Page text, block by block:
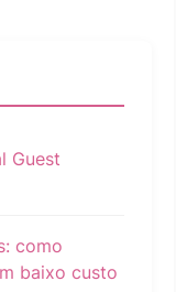
Guest
como
baixo custo